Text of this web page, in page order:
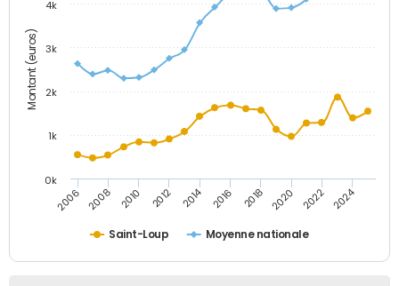
Montant (euros)
Saint-Loup Moyenne nationale
2006 2008 2010 2012 2014 2016 2018 2020 2022 2024
0k
1k
2k
3k
4k